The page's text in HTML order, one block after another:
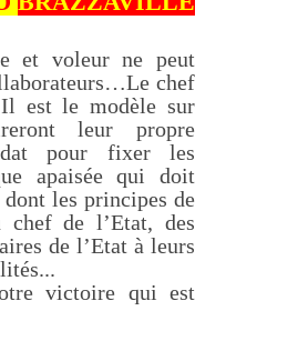
et voleur ne peut
chef
Il est le modèle sur
leur propre
pour fixer les
apaisée qui doit
les principes de
chef de l’Etat, des
de l’Etat à leurs
victoire qui est